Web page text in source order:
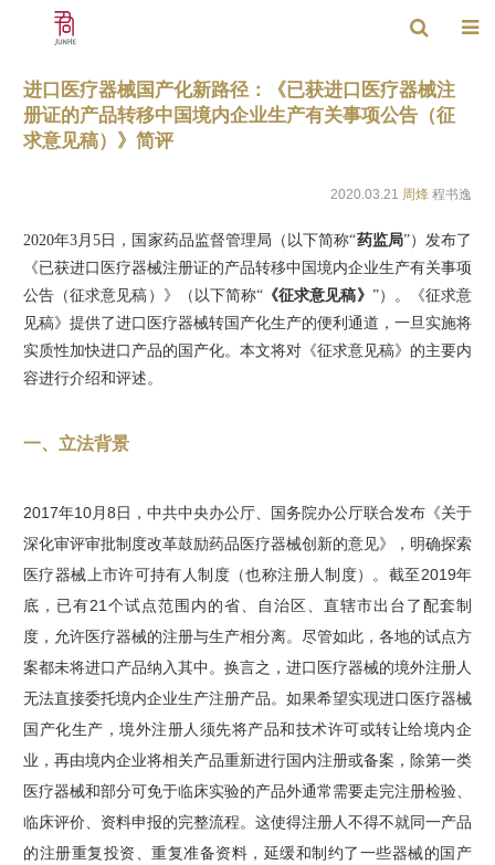
进口医疗器械国产化新路径：《已获进口医疗器械注
册证的产品转移中国境内企业生产有关事项公告（征
求意见稿）》简评
2020.03.21 周烽 程书逸
2020年3月5日，国家药品监督管理局（以下简称“药监局”）发布了
《已获进口医疗器械注册证的产品转移中国境内企业生产有关事项
公告（征求意见稿）》（以下简称“ 《征求意见稿》 ”）。《征求意
见稿》提供了进口医疗器械转国产化生产的便利通道，一旦实施将
实质性加快进口产品的国产化。本文将对《征求意见稿》的主要内
容进行介绍和评述。
一、立法背景
2017年10月8日，中共中央办公厅、国务院办公厅联合发布《关于
深化审评审批制度改革鼓励药品医疗器械创新的意见》，明确探索
医疗器械上市许可持有人制度（也称注册人制度）。截至2019年
底，已有21个试点范围内的省、自治区、直辖市出台了配套制
度，允许医疗器械的注册与生产相分离。尽管如此，各地的试点方
案都未将进口产品纳入其中。换言之，进口医疗器械的境外注册人
无法直接委托境内企业生产注册产品。如果希望实现进口医疗器械
国产化生产，境外注册人须先将产品和技术许可或转让给境内企
业，再由境内企业将相关产品重新进行国内注册或备案，除第一类
医疗器械和部分可免于临床实验的产品外通常需要走完注册检验、
临床评价、资料申报的完整流程。这使得注册人不得不就同一产品
的注册重复投资、重复准备资料，延缓和制约了一些器械的国产